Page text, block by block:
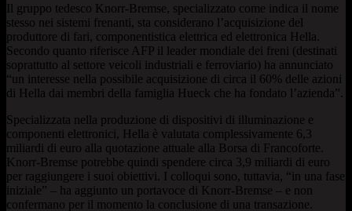
Il gruppo tedesco Knorr-Bremse, specializzato come indica il nome
stesso nei sistemi frenanti, sta considerano l’acquisizione del
produttore di fari, componentistica elettrica ed elettronica Hella.
Secondo quanto riferisce AFP il leader mondiale dei freni (destinati
soprattutto al settore veicoli industriali e ferroviario) ha annunciato
“un interesse nella possibile acquisizione di circa il 60% delle azioni
di Hella dai membri della famiglia Hueck che ha fondato l’azienda”.
Specializzata nella produzione di dispositivi di illuminazione e
componenti elettronici, Hella è valutata complessivamente 6,3
miliardi di euro alla quotazione attuale alla Borsa di Francoforte.
Knorr-Bremse potrebbe quindi spendere circa 3,9 miliardi di euro
per raggiungere i suoi obiettivi. I colloqui sono, tuttavia, “in una fase
iniziale” – ha aggiunto un portavoce di Knorr-Bremse – e non
confermano per il momento la conclusione di una transazione.